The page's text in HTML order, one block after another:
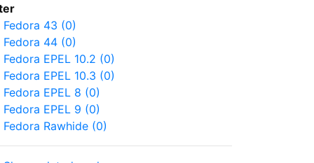
Fedora 43 (0)
Fedora 44 (0)
Fedora EPEL 10.2 (0)
Fedora EPEL 10.3 (0)
Fedora EPEL 8 (0)
Fedora EPEL 9 (0)
Fedora Rawhide (0)